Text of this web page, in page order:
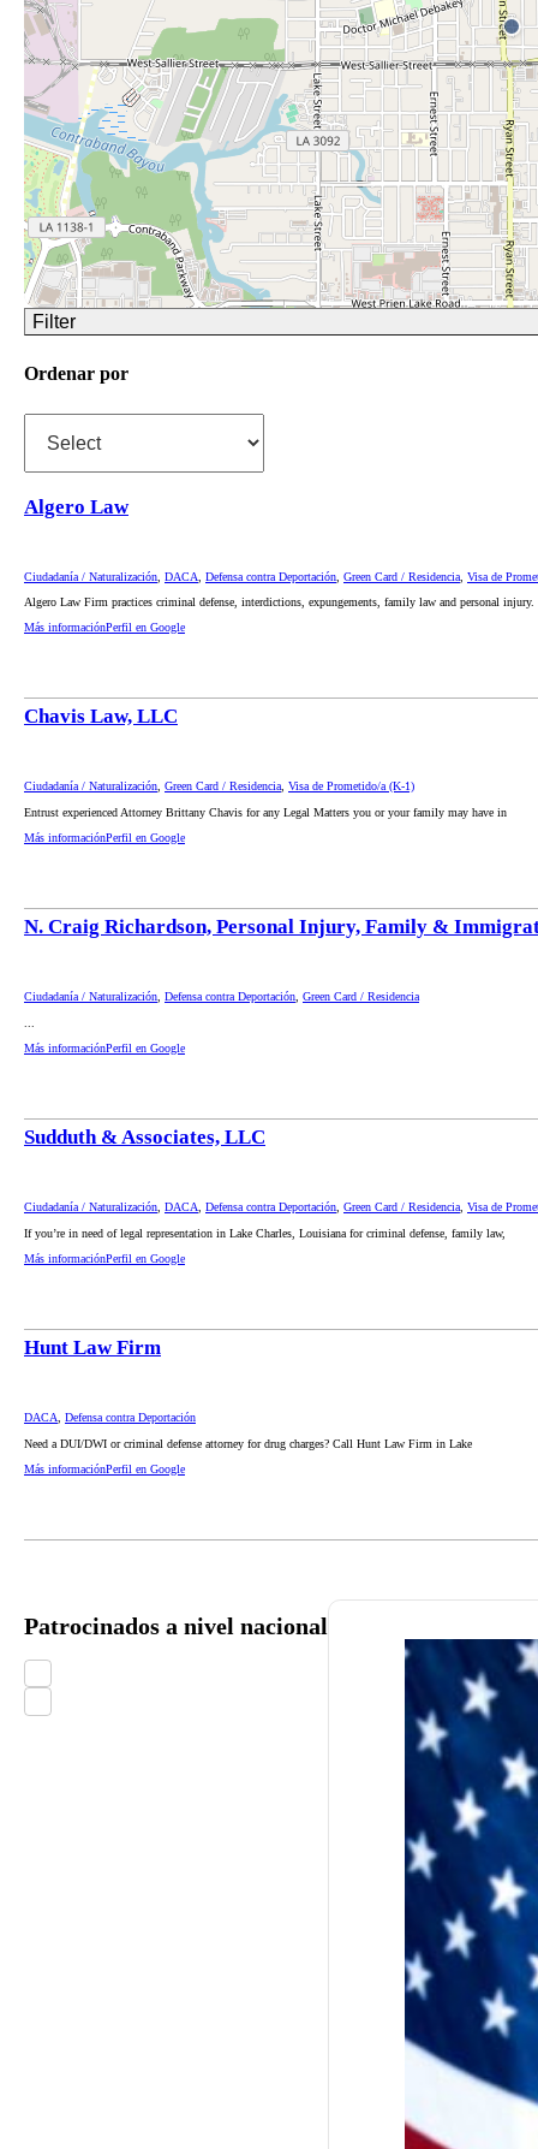
Filter
Ordenar por
Algero Law
Ciudadanía / Naturalización DACA Defensa contra Deportación Green Card / Residencia Visa de
Algero Law Firm practices criminal defense, interdictions, expungements, family law and personal injury.
Más informaciónPerfil en Google
Chavis Law, LLC
Ciudadanía / Naturalización, Green Card / Residencia, Visa de Prometido/a (K-1)
Entrust experienced Attorney Brittany Chavis for any Legal Matters you or your family may have in
Más informaciónPerfil en Google
N. Craig Richardson, Personal Injury, Family &
Ciudadanía / Naturalización, Defensa contra Deportación, Green Card / Residencia
Más informaciónPerfil en Google
Sudduth & Associates, LLC
Ciudadanía / Naturalización DACA Defensa contra Deportación Green Card / Residencia Visa de
If you’re in need of legal representation in Lake Charles, Louisiana for criminal defense, family law,
Más informaciónPerfil en Google
Hunt Law Firm
DACA
Defensa contra Deportación
Need a DUI/DWI or criminal defense attorney for drug charges? Call Hunt Law Firm in Lake
Más informaciónPerfil en Google
Patrocinados a nivel nacional